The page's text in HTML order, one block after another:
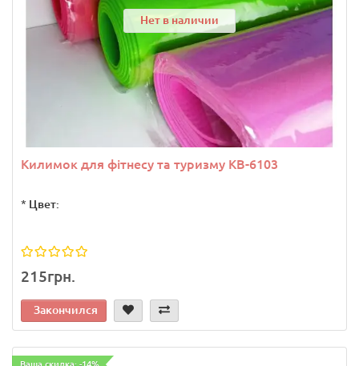
Нет в наличии
Килимок для фітнесу та туризму КВ-6103
* Цвет:
215грн.
Закончился